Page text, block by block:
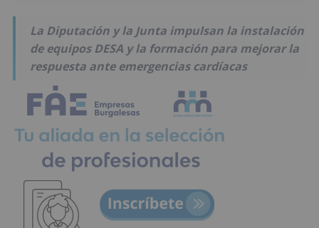
La Diputación y la Junta impulsan la instalación
de equipos DESA y la formación para mejorar la
respuesta ante emergencias cardíacas